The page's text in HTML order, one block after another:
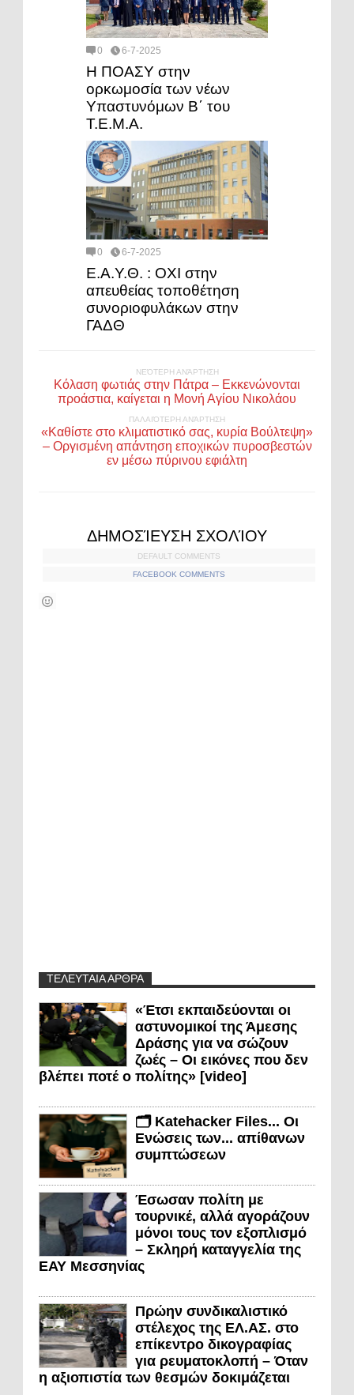
0 6-7-2025
Η ΠΟΑΣΥ στην
ορκωμοσία των νέων
Υπαστυνόμων Β΄ του
Τ.Ε.Μ.Α.
0 6-7-2025
Ε.Α.Υ.Θ. : ΟΧΙ στην
απευθείας τοποθέτηση
συνοριοφυλάκων στην
ΓΑΔΘ
ΝΕΌΤΕΡΗ ΑΝΆΡΤΗΣΗ
Κόλαση φωτιάς στην Πάτρα – Εκκενώνονται
προάστια, καίγεται η Μονή Αγίου Νικολάου
ΠΑΛΑΙΌΤΕΡΗ ΑΝΆΡΤΗΣΗ
«Καθίστε στο κλιματιστικό σας, κυρία Βούλτεψη»
– Οργισμένη απάντηση εποχικών πυροσβεστών
εν μέσω πύρινου εφιάλτη
ΔΗΜΟΣΊΕΥΣΗ ΣΧΟΛΊΟΥ
DEFAULT COMMENTS
FACEBOOK COMMENTS
ΤΕΛΕΥΤΑΙΑ ΑΡΘΡΑ
«Έτσι εκπαιδεύονται οι
αστυνομικοί της Άμεσης
Δράσης για να σώζουν
ζωές – Οι εικόνες που δεν
βλέπει ποτέ ο πολίτης» [video]
🗂️ Katehacker Files... Οι
Ενώσεις των... απίθανων
συμπτώσεων
Έσωσαν πολίτη με
τουρνικέ, αλλά αγοράζουν
μόνοι τους τον εξοπλισμό
– Σκληρή καταγγελία της
ΕΑΥ Μεσσηνίας
Πρώην συνδικαλιστικό
στέλεχος της ΕΛ.ΑΣ. στο
επίκεντρο δικογραφίας
για ρευματοκλοπή – Όταν
η αξιοπιστία των θεσμών δοκιμάζεται